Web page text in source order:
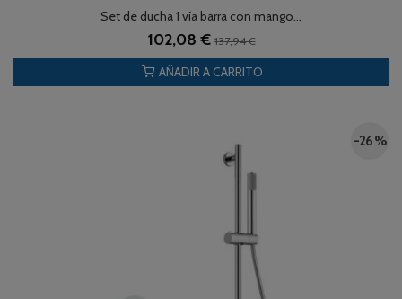
Set de ducha 1 vía barra con mango...
102,08 €137,94 €
AÑADIR A CARRITO
-26 %